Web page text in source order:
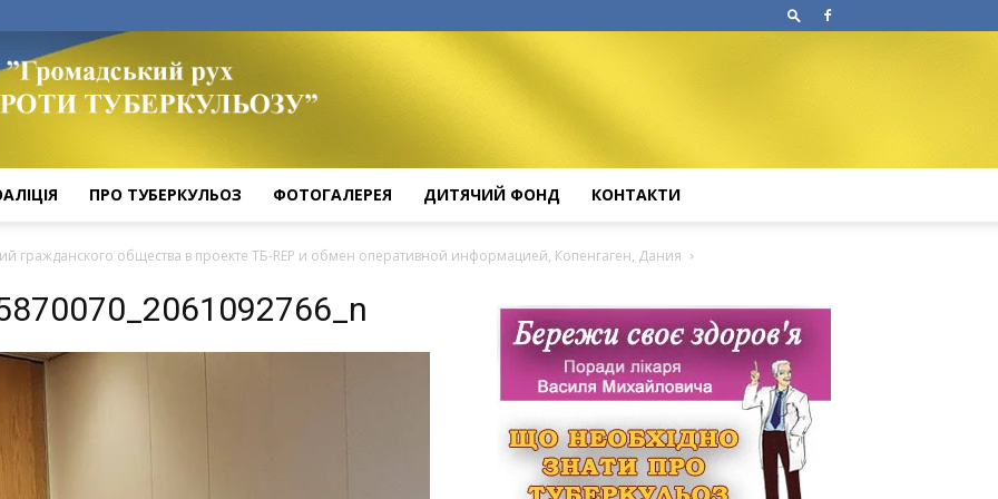
ПРО ТУБЕРКУЛЬОЗ ФОТОГАЛЕРЕЯ ДИТЯЧИЙ ФОНД КОНТАКТИ
гражданского общества в проекте TБ-REP и обмен оперативной информацией, Копенгаген, Дания